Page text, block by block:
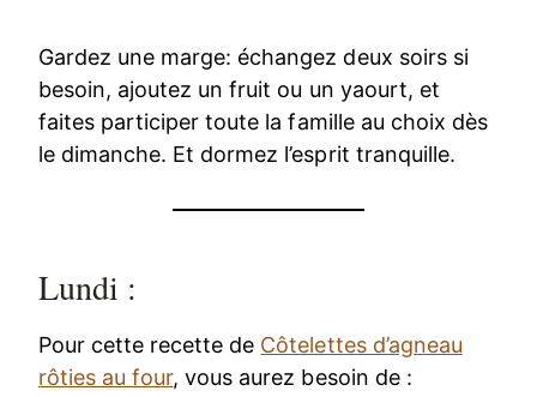
Gardez une marge: échangez deux soirs si
besoin, ajoutez un fruit ou un yaourt, et
faites participer toute la famille au choix dès
le dimanche. Et dormez l’esprit tranquille.
Lundi :
Pour cette recette de Côtelettes d’agneau
rôties au four, vous aurez besoin de :